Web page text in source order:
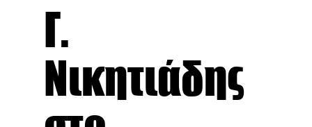
Γ.
Νικητιάδης